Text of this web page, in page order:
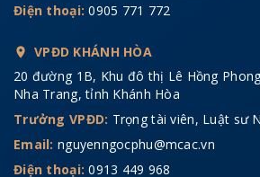
Điện thoại:0905 771 772
VPĐD KHÁNH HÒA
20 đường 1B, Khu đô thị Lê Hồng
Nha Trang, tỉnh Khánh Hòa
Trưởng VPĐD: Trọng tài viên, Luật sư
Email: nguyenngocphu@mcac.vn
Điện thoại:0913 449 968